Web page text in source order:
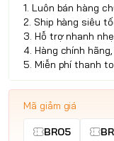
1. Luôn bán hàng
2. Ship hàng siêu
3. Hỗ trợ nhanh
4. Hàng chính
5. Miễn phí thanh
Mã giảm giá
BRO5